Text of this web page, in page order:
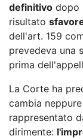
definitivo dopo
risultato
dell'art. 159
prevedeva una
prima
La Corte ha
cambia
rappresentato
dirimente: